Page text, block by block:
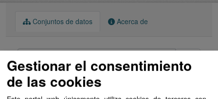
Conjuntos de datos Acerca de
Ordenar por
Gestionar el consentimiento
de las cookies